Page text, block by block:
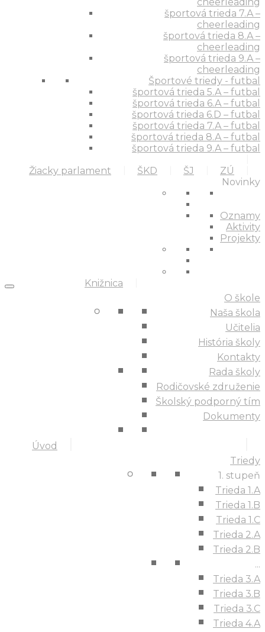
športová trieda 7.A –
cheerleading
športová trieda 8.A –
cheerleading
športová trieda 9.A –
cheerleading
Športové triedy - futbal
športová trieda 5.A – futbal
športová trieda 6.A – futbal
športová trieda 6.D – futbal
športová trieda 7.A – futbal
športová trieda 8.A – futbal
športová trieda 9.A – futbal
Žiacky parlament
ŠKD ŠJ ZÚ
Knižnica
Novinky
Oznamy
Aktivity
Projekty
Úvod
O škole
Naša škola
Učitelia
História školy
Kontakty
Rada školy
Rodičovské združenie
Školský podporný tím
Dokumenty
Triedy
1. stupeň
Trieda 1.A
Trieda 1.B
Trieda 1.C
Trieda 2.A
Trieda 2.B
...
Trieda 3.A
Trieda 3.B
Trieda 3.C
Trieda 4.A